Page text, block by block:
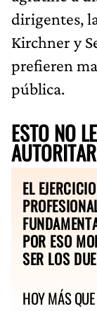
dirigentes,
Kirchner y
prefieren
pública.
ESTO NO
EL
POR ESO
SER LOS
HOY MÁS